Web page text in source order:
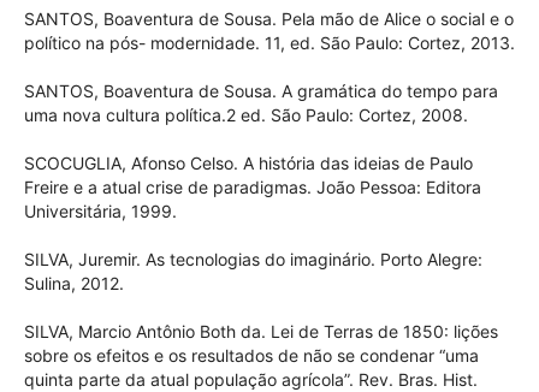
SANTOS, Boaventura de Sousa. Pela mão de Alice o social e o
político na pós- modernidade. 11, ed. São Paulo: Cortez, 2013.
SANTOS, Boaventura de Sousa. A gramática do tempo para
uma nova cultura política.2 ed. São Paulo: Cortez, 2008.
SCOCUGLIA, Afonso Celso. A história das ideias de Paulo
Freire e a atual crise de paradigmas. João Pessoa: Editora
Universitária, 1999.
SILVA, Juremir. As tecnologias do imaginário. Porto Alegre:
Sulina, 2012.
SILVA, Marcio Antônio Both da. Lei de Terras de 1850: lições
sobre os efeitos e os resultados de não se condenar “uma
quinta parte da atual população agrícola”. Rev. Bras. Hist.